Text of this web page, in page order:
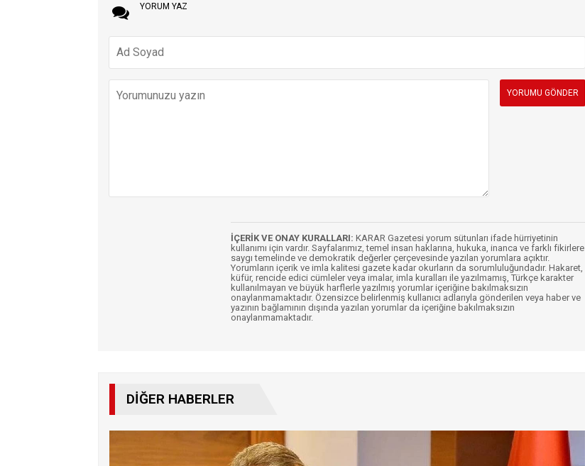
YORUM YAZ
İÇERİK VE ONAY KURALLARI: KARAR Gazetesi yorum sütunları ifade hürriyetinin
kullanımı için vardır. Sayfalarımız, temel insan haklarına, hukuka, inanca ve farklı fikirlere
saygı temelinde ve demokratik değerler çerçevesinde yazılan yorumlara açıktır.
Yorumların içerik ve imla kalitesi gazete kadar okurların da sorumluluğundadır. Hakaret,
küfür, rencide edici cümleler veya imalar, imla kuralları ile yazılmamış, Türkçe karakter
kullanılmayan ve büyük harflerle yazılmış yorumlar içeriğine bakılmaksızın
onaylanmamaktadır. Özensizce belirlenmiş kullanıcı adlarıyla gönderilen veya haber ve
yazının bağlamının dışında yazılan yorumlar da içeriğine bakılmaksızın
onaylanmamaktadır.
DIĞER HABERLER